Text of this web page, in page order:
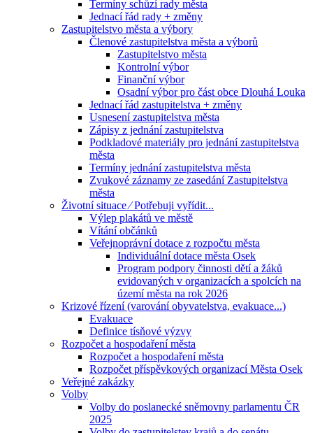
Termíny schůzí rady města
Jednací řád rady + změny
Zastupitelstvo města a výbory
Členové zastupitelstva města a výborů
Zastupitelstvo města
Kontrolní výbor
Finanční výbor
Osadní výbor pro část obce Dlouhá Louka
Jednací řád zastupitelstva + změny
Usnesení zastupitelstva města
Zápisy z jednání zastupitelstva
Podkladové materiály pro jednání zastupitelstva
města
Termíny jednání zastupitelstva města
Zvukové záznamy ze zasedání Zastupitelstva
města
Životní situace ⁄ Potřebuji vyřídit...
Výlep plakátů ve městě
Vítání občánků
Veřejnoprávní dotace z rozpočtu města
Individuální dotace města Osek
Program podpory činnosti dětí a žáků
evidovaných v organizacích a spolcích na
území města na rok 2026
Krizové řízení (varování obyvatelstva, evakuace...)
Evakuace
Definice tísňové výzvy
Rozpočet a hospodaření města
Rozpočet a hospodaření města
Rozpočet příspěvkových organizací Města Osek
Veřejné zakázky
Volby
Volby do poslanecké sněmovny parlamentu ČR
2025